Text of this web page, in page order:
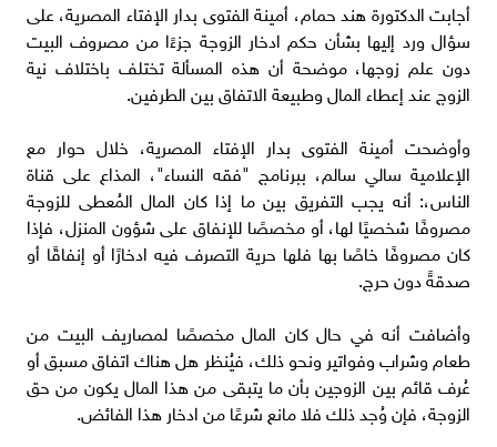
أجابت الدكتورة هند حمام، أمينة الفتوى بدار الإفتاء المصرية، على
سؤال ورد إليها بشأن حكم ادخار الزوجة جزءًا من مصروف البيت
دون علم زوجها، موضحة أن هذه المسألة تختلف باختلاف نية
الزوج عند إعطاء المال وطبيعة الاتفاق بين الطرفين.
وأوضحت أمينة الفتوى بدار الإفتاء المصرية، خلال حوار مع
الإعلامية سالي سالم، ببرنامج "فقه النساء"، المذاع على قناة
الناس،: أنه يجب التفريق بين ما إذا كان المال المُعطى للزوجة
مصروفًا شخصيًا لها، أو مخصصًا للإنفاق على شؤون المنزل، فإذا
كان مصروفًا خاصًا بها فلها حرية التصرف فيه ادخارًا أو إنفاقًا أو
صدقةً دون حرج.
وأضافت أنه في حال كان المال مخصصًا لمصاريف البيت من
طعام وشراب وفواتير ونحو ذلك، فيُنظر هل هناك اتفاق مسبق أو
عُرف قائم بين الزوجين بأن ما يتبقى من هذا المال يكون من حق
الزوجة، فإن وُجد ذلك فلا مانع شرعًا من ادخار هذا الفائض.